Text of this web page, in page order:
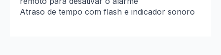
Atraso de tempo com flash e indicador sonoro